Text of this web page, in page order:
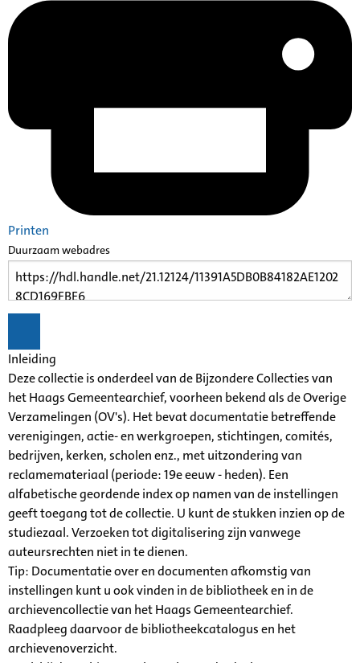
Printen
Duurzaam webadres
Inleiding
Deze collectie is onderdeel van de Bijzondere Collecties van
het Haags Gemeentearchief, voorheen bekend als de Overige
Verzamelingen (OV's). Het bevat documentatie betreffende
verenigingen, actie- en werkgroepen, stichtingen, comités,
bedrijven, kerken, scholen enz., met uitzondering van
reclamemateriaal (periode: 19e eeuw - heden). Een
alfabetische geordende index op namen van de instellingen
geeft toegang tot de collectie. U kunt de stukken inzien op de
studiezaal. Verzoeken tot digitalisering zijn vanwege
auteursrechten niet in te dienen.
Tip: Documentatie over en documenten afkomstig van
instellingen kunt u ook vinden in de bibliotheek en in de
archievencollectie van het Haags Gemeentearchief.
Raadpleeg daarvoor de bibliotheekcatalogus en het
archievenoverzicht.